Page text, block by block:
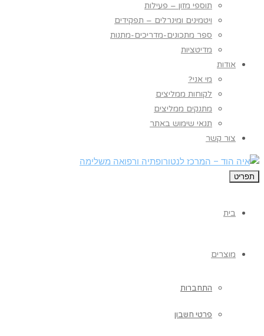
תוספי מזון – פעילות
ויטמינים ומינרלים – תפקידים
ספר מתכונים-מדריכים-מתנות
מדיטציות
אודות
מי אני?
לקוחות ממליצים
מתנקים ממליצים
תנאי שימוש באתר
צור קשר
תפריט
בית
מוצרים
התחברות
פרטי חשבון